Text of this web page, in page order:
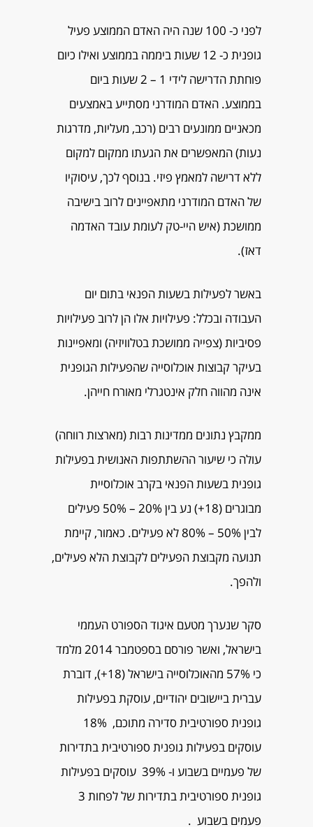
לפני כ- 100 שנה היה האדם הממוצע פעיל
גופנית כ- 12 שעות ביממה בממוצע ואילו כיום
פוחתת הדרישה לידי 1 – 2 שעות ביום
בממוצע. האדם המודרני מסתייע באמצעים
מכאניים ממונעים רבים (רכב, מעליות, מדרגות
נעות) המאפשרים את הגעתו ממקום למקום
ללא דרישה למאמץ פיזי. בנוסף לכך, עיסוקיו
של האדם המודרני מתאפיינים לרוב בישיבה
ממושכת (איש היי-טק לעומת עובד האדמה
דאז).
באשר לפעילות בשעות הפנאי בתום יום
העבודה ובכלל: פעילויות אלו הן לרוב פעילויות
פסיביות (צפייה ממושכת בטלוויזיה) ומאפיינות
בעיקר קבוצות אוכלוסייה שהפעילות הגופנית
אינה מהווה חלק אינטגרלי מאורח חייהן.
ממקבץ נתונים ממדינות רבות (מארצות רווחה)
עולה כי שיעור ההשתתפות האנושית בפעילות
גופנית בשעות הפנאי בקרב אוכלוסיית
מבוגרים (18+) נע בין 20% – 50% פעילים
לבין 50% – 80% לא פעילים. כאמור, קיימת
תנועה מקבוצת הפעילים לקבוצת הלא פעילים,
ולהפך.
סקר שנערך מטעם איגוד הספורט העממי
בישראל, ואשר פורסם בספטמבר 2014 מלמד
כי 57% מהאוכלוסייה בישראל (18+), דוברת
עברית ביישובים יהודיים, עוסקת בפעילות
גופנית ספורטיבית סדירה מתוכם, 18%
עוסקים בפעילות גופנית ספורטיבית בתדירות
של פעמיים בשבוע ו- 39% עוסקים בפעילות
גופנית ספורטיבית בתדירות של לפחות 3
פעמים בשבוע .